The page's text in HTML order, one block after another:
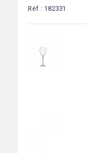
Réf : 182331